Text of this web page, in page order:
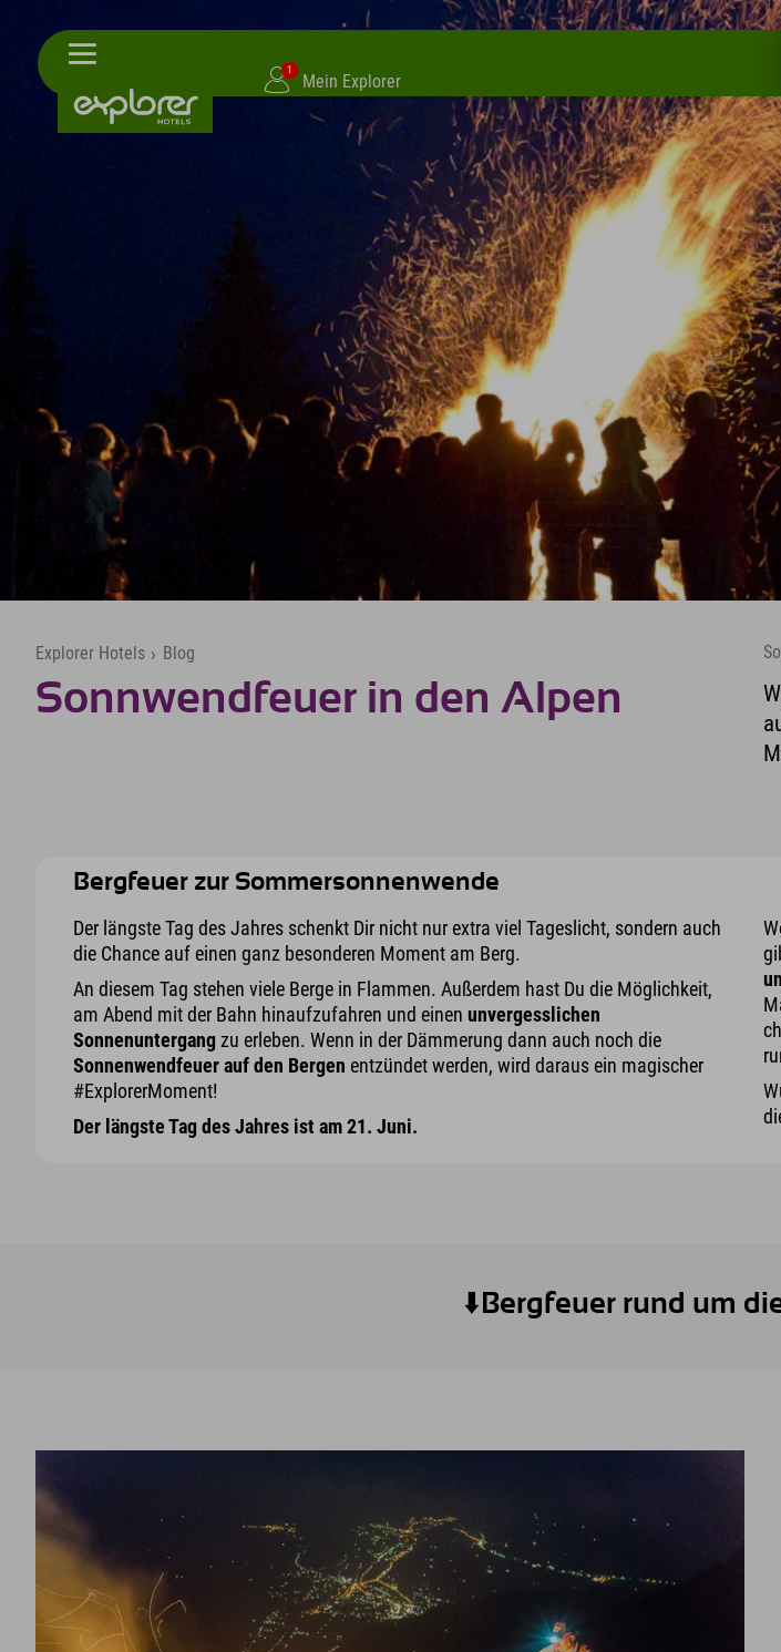
1
Mein Explorer
Explorer Hotels › Blog
Sonnwendfeuer in den Alpen
Bergfeuer zur Sommersonnenwende
Der längste Tag des Jahres schenkt Dir nicht nur extra viel Tageslicht, sondern auch
die Chance auf einen ganz besonderen Moment am Berg.
An diesem Tag stehen viele Berge in Flammen. Außerdem hast Du die Möglichkeit,
am Abend mit der Bahn hinaufzufahren und einenunvergesslichen
Sonnenuntergangzu erleben. Wenn in der Dämmerung dann auch noch die
Sonnenwendfeuer auf den Bergen entzündet werden, wird daraus ein magischer
#ExplorerMoment!
Der längste Tag des Jahres ist am 21. Juni.
⬇️Bergfeuer rund um